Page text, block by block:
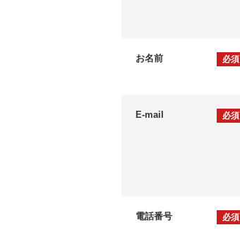
お名前 必須
E-mail 必須
電話番号 必須